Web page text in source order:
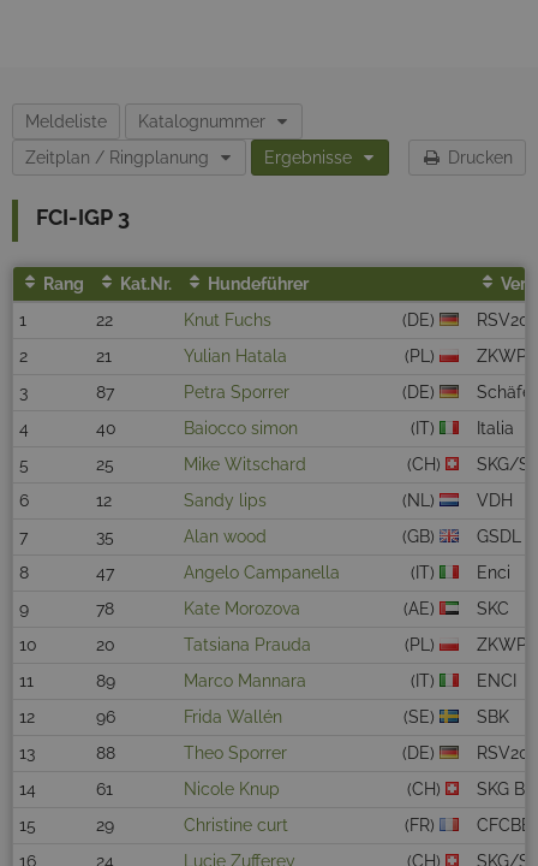
Meldeliste
Katalognummer
Zeitplan / Ringplanung
Ergebnisse Drucken
FCI-IGP 3
Rang Kat.Nr. Hundeführer
1
22 Knut Fuchs (DE)
2
21 Yulian Hatala (PL)
ZKWP
3
87 Petra Sporrer (DE)
4
40 Baiocco simon (IT)
Italia
5
25 Mike Witschard (CH)
SKG/
6
12 Sandy lips (NL)
VDH
7
35 Alan wood (GB)
GSDL
8
47 Angelo Campanella (IT)
Enci
9
78 Kate Morozova (AE)
SKC
10
20 Tatsiana Prauda (PL)
ZKWP
11
89 Marco Mannara (IT)
ENCI
12
96 Frida Wallén (SE)
SBK
13
88 Theo Sporrer (DE)
14
61 Nicole Knup (CH)
SKG
15
29 Christine curt (FR)
CFCBB
16
24 Lucie Zufferey (CH)
SKG/